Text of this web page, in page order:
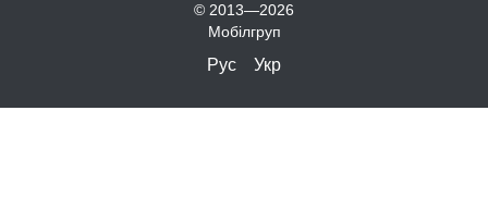
© 2013—2026
Мобілгруп
Рус Укр